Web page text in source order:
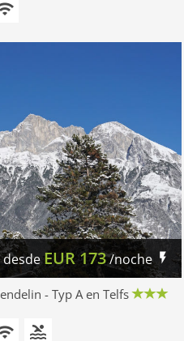
desdeEUR 173/noche
- Typ A en Telfs